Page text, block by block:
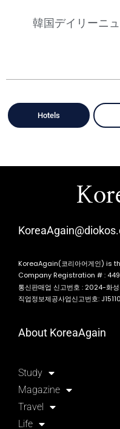
韓国デイリーニ
Hotels
KoreaAgain(코리아어게인) is
Company Registration # :
통신판매업 신고번호 : 2024-화
직업정보제공사업신고번호:
About KoreaAgain
Study
Magazine
Travel
Life